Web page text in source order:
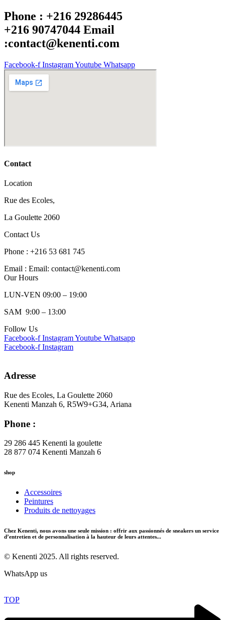
Phone : +216 29286445
+216 90747044 Email
:contact@kenenti.com
Facebook-f InstagramYoutube Whatsapp
Contact
Location
Rue des Ecoles,
La Goulette 2060
Contact Us
Phone : +216 53 681 745
Email : Email: contact@kenenti.com
Our Hours
LUN-VEN 09:00 – 19:00
SAM 9:00 – 13:00
Follow Us
Facebook-f InstagramYoutube Whatsapp
Facebook-f Instagram
Adresse
Rue des Ecoles, La Goulette 2060
Kenenti Manzah 6, R5W9+G34, Ariana
Phone :
29 286 445 Kenenti la goulette
28 877 074 Kenenti Manzah 6
shop
Accessoires
Peintures
Produits de nettoyages
Chez Kenenti, nous avons une seule mission : offrir aux passionnés de sneakers un service
d’entretien et de personnalisation à la hauteur de leurs attentes...
© Kenenti 2025. All rights reserved.
WhatsApp us
TOP